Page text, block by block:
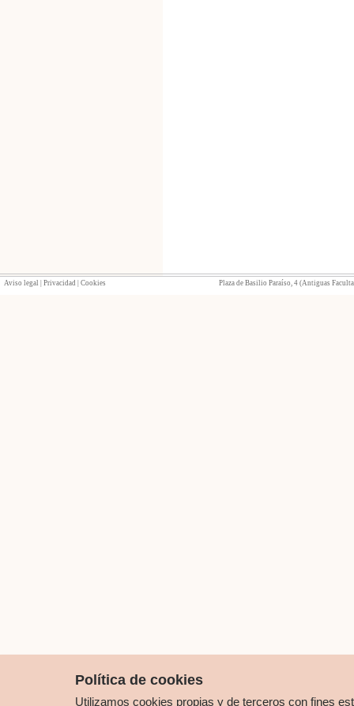
Política de cookies
Utilizamos cookies propias y de terceros con fines
Aviso legal Privacidad Cookies Plaza de Basilio Paraíso, 4 (Antiguas